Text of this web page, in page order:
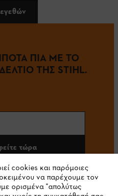
ΠΙΑ ΜΕ ΤΟ
ΤΗΣ STIHL.
τώρα
cookies και παρόμοιες
να παρέχουμε τον
ορισμένα "απολύτως